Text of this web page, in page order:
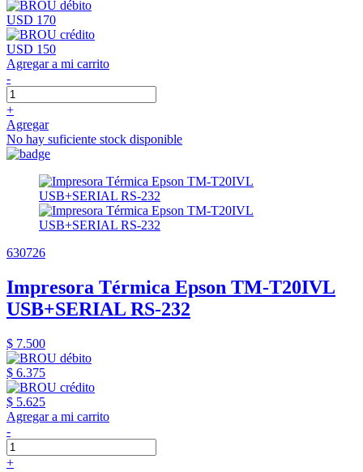
USD 170
USD 150
Agregar a mi carrito
-
+
Agregar
No hay suficiente stock disponible
630726
Impresora Térmica Epson TM-T20IVL
USB+SERIAL RS-232
$ 7.500
$ 6.375
$ 5.625
Agregar a mi carrito
-
+